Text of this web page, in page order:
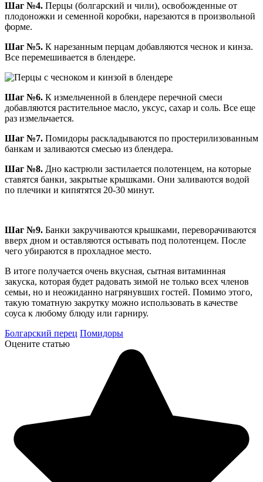
Шаг №4. Перцы (болгарский и чили), освобожденные от
плодоножки и семенной коробки, нарезаются в произвольной
форме.
Шаг №5. К нарезанным перцам добавляются чеснок и кинза.
Все перемешивается в блендере.
Шаг №6. К измельченной в блендере перечной смеси
добавляются растительное масло, уксус, сахар и соль. Все еще
раз измельчается.
Шаг №7. Помидоры раскладываются по простерилизованным
банкам и заливаются смесью из блендера.
Шаг №8. Дно кастрюли застилается полотенцем, на которые
ставятся банки, закрытые крышками. Они заливаются водой
по плечики и кипятятся 20-30 минут.
Шаг №9. Банки закручиваются крышками, переворачиваются
вверх дном и оставляются остывать под полотенцем. После
чего убираются в прохладное место.
В итоге получается очень вкусная, сытная витаминная
закуска, которая будет радовать зимой не только всех членов
семьи, но и неожиданно нагрянувших гостей. Помимо этого,
такую томатную закрутку можно использовать в качестве
соуса к любому блюду или гарниру.
Болгарский перец Помидоры
Оцените статью